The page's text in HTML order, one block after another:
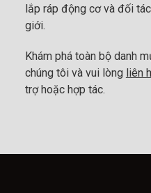
lắp ráp động cơ và đối
giới.
Khám phá toàn bộ danh
chúng tôi và vui lòng liên
trợ hoặc hợp tác.